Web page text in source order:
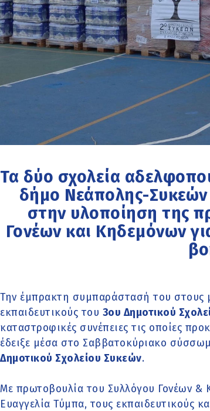
Τα δύο σχολεία
δήμο Νεάπολης-
στην υλοποίηση της
Γονέων και Κηδεμόνων
Την έμπρακτη συμπαράστασή του στους
εκπαιδευτικούς του 3ου Δημοτικού
καταστροφικές συνέπειες τις οποίες
έδειξε μέσα στο Σαββατοκύριακο
Δημοτικού Σχολείου Συκεών.
Με πρωτοβουλία του Συλλόγου Γονέων &
Ευαγγελία Τύμπα, τους εκπαιδευτικούς